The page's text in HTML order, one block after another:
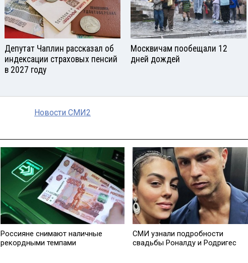
Депутат Чаплин рассказал об
индексации страховых пенсий
в 2027 году
Москвичам пообещали 12
дней дождей
Новости СМИ2
Россияне снимают наличные
рекордными темпами
СМИ узнали подробности
свадьбы Роналду и Родригес